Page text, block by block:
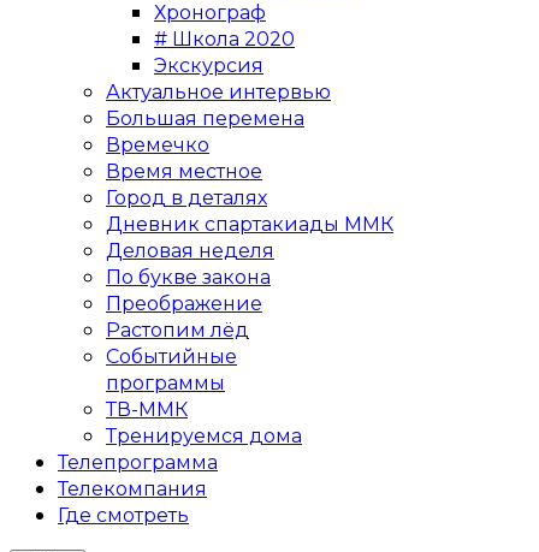
Хронограф
# Школа 2020
Экскурсия
Актуальное интервью
Большая перемена
Времечко
Время местное
Город в деталях
Дневник спартакиады ММК
Деловая неделя
По букве закона
Преображение
Растопим лёд
Событийные
программы
ТВ-ММК
Тренируемся дома
Телепрограмма
Телекомпания
Где смотреть